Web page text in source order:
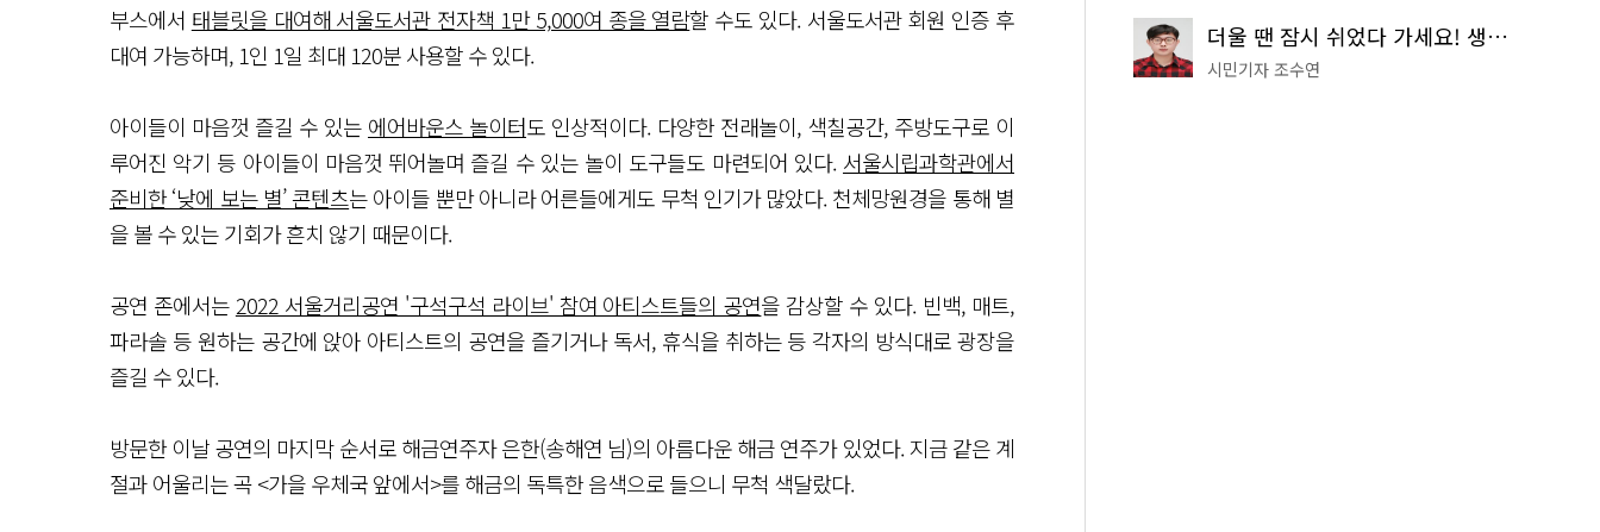
부스에서 태블릿을 대여해 서울도서관 전자책 1만 5,000여 종을 열람할 수도 있다. 서울도서관 회원 인증 후
대여 가능하며, 1인 1일 최대 120분 사용할 수 있다.
아이들이 마음껏 즐길 수 있는 에어바운스 놀이터도 인상적이다. 다양한 전래놀이, 색칠공간, 주방도구로 이
루어진 악기 등 아이들이 마음껏 뛰어놀며 즐길 수 있는 놀이 도구들도 마련되어 있다. 서울시립과학관에서
준비한 ‘낮에 보는 별’ 콘텐츠는 아이들 뿐만 아니라 어른들에게도 무척 인기가 많았다. 천체망원경을 통해 별
을 볼 수 있는 기회가 흔치 않기 때문이다.
공연 존에서는 2022 서울거리공연 '구석구석 라이브' 참여 아티스트들의 공연을 감상할 수 있다. 빈백, 매트,
파라솔 등 원하는 공간에 앉아 아티스트의 공연을 즐기거나 독서, 휴식을 취하는 등 각자의 방식대로 광장을
즐길 수 있다.
방문한 이날 공연의 마지막 순서로 해금연주자 은한(송해연 님)의 아름다운 해금 연주가 있었다. 지금 같은 계
절과 어울리는 곡 <가을 우체국 앞에서>를 해금의 독특한 음색으로 들으니 무척 색달랐다.
더울 땐 잠시 쉬었다 가세요! 생수 냉장고부터 해피소·무더위쉼터까지
시민기자 조수연